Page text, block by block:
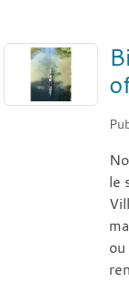
le